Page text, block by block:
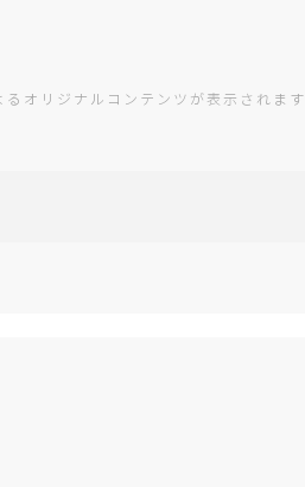
オリジナルコンテンツが表示されます